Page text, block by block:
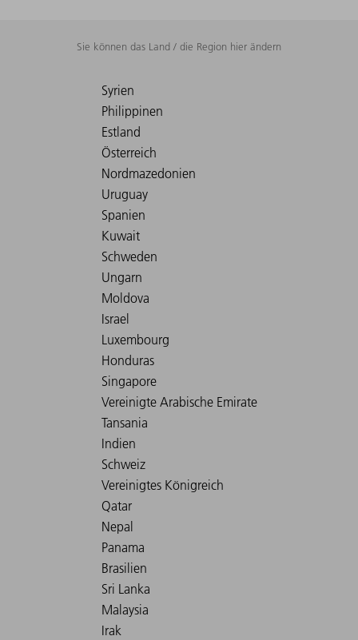
Sie können das Land / die Region hier ändern